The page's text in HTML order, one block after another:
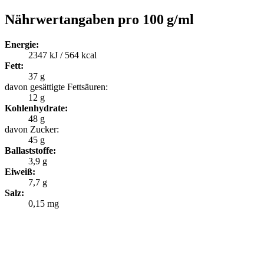
Nährwertangaben pro 100 g/ml
Energie:
2347 kJ / 564 kcal
Fett:
37 g
davon gesättigte Fettsäuren:
12 g
Kohlenhydrate:
48 g
davon Zucker:
45 g
Ballaststoffe:
3,9 g
Eiweiß:
7,7 g
Salz:
0,15 mg